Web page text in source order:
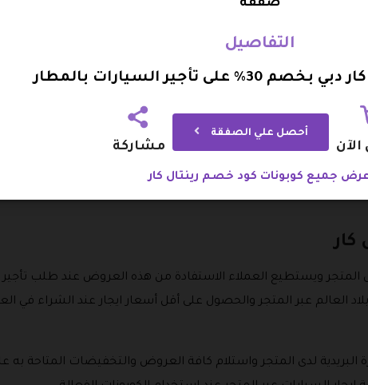
كار
المتجر ويستطيع العملاء الاستفادة من هذه العروض عند طلب
العالم عبر المتجر والحصول على أقل أسعار ايجار عند الشراء في
لدى المتجر واستلام كافة العروض والتخفيضات المتاحة به
التفاصيل
تأجير السيارات بالمطار
أحصل علي الصفقة
مشاركة
جميع كوبونات كود خصم رينتال كار